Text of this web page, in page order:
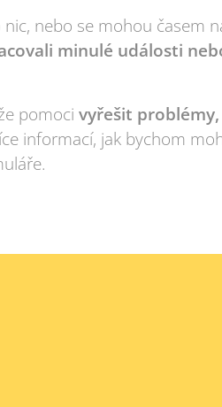
nebo se mohou časem
minulé události
pomoci vyřešit
informací, jak bychom